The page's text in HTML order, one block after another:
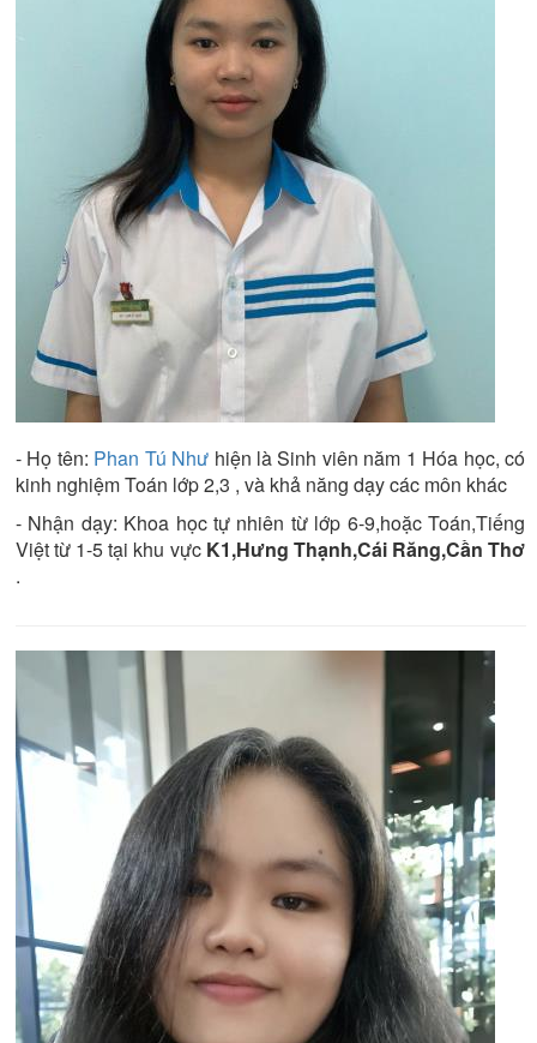
- Họ tên: Phan Tú Như hiện làSinh viên năm 1 Hóa học, có
kinh nghiệmToán lớp 2,3 , và khả năng dạy các môn khác
- Nhận dạy: Khoa học tự nhiên từ lớp 6-9,hoặc Toán,Tiếng
Việt từ 1-5tại khu vực K1,Hưng Thạnh,Cái Răng,Cần Thơ
.